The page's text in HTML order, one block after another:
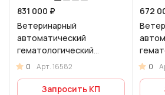
831 000 ₽
Ветеринарный
автоматический
гематологический
анализатор Urit Smart 5
0 Арт.16582
Запросить КП
672
0